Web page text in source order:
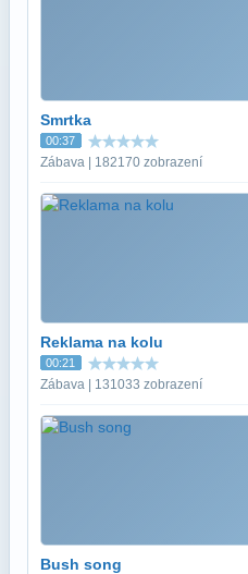
Smrtka
00:37
Zábava | 182170 zobrazení
Reklama na kolu
00:21
Zábava | 131033 zobrazení
Bush song